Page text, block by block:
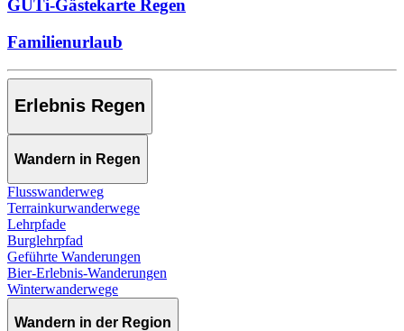
GUTi-Gästekarte Regen
Familienurlaub
Erlebnis Regen
Wandern in Regen
Flusswanderweg
Terrainkurwanderwege
Lehrpfade
Burglehrpfad
Geführte Wanderungen
Bier-Erlebnis-Wanderungen
Winterwanderwege
Wandern in der Region